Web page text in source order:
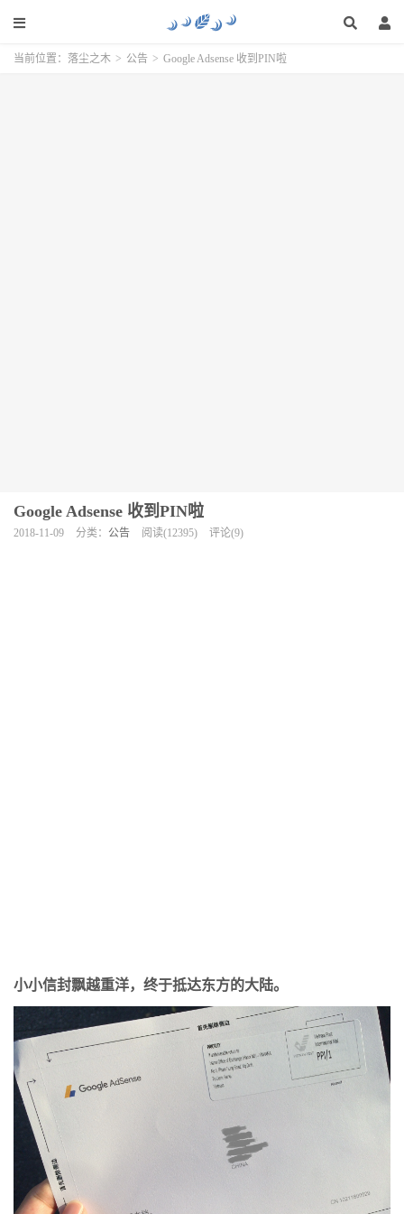
当前位置： 落尘之木 > 公告 > Google Adsense 收到PIN啦
Google Adsense 收到PIN啦
2018-11-09 分类： 公告 阅读(12395) 评论(9)
小小信封飘越重洋，终于抵达东方的大陆。